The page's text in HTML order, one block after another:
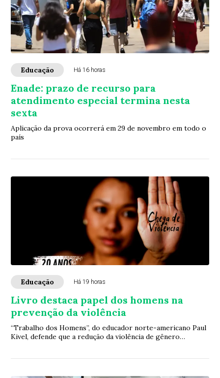
Educação Há 16 horas
Enade: prazo de recurso para
atendimento especial termina nesta
sexta
Aplicação da prova ocorrerá em 29 de novembro em todo o
país
Educação Há 19 horas
Livro destaca papel dos homens na
prevenção da violência
“Trabalho dos Homens”, do educador norte-americano Paul
Kivel, defende que a redução da violência de gênero